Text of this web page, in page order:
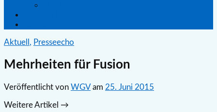
Aktuell , Presseecho
Mehrheiten für Fusion
Veröffentlicht von WGV am 25. Juni 2015
Weitere Artikel →